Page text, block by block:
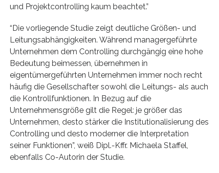
und Projektcontrolling kaum beachtet.”
“Die vorliegende Studie zeigt deutliche Größen- und
Leitungsabhängigkeiten. Während managergeführte
Unternehmen dem Controlling durchgängig eine hohe
Bedeutung beimessen, übernehmen in
eigentümergeführten Unternehmen immer noch recht
häufig die Gesellschafter sowohl die Leitungs- als auch
die Kontrollfunktionen. In Bezug auf die
Unternehmensgröße gilt die Regel: je größer das
Unternehmen, desto stärker die Institutionalisierung des
Controlling und desto moderner die Interpretation
seiner Funktionen”, weiß Dipl.-Kffr. Michaela Staffel,
ebenfalls Co-Autorin der Studie.